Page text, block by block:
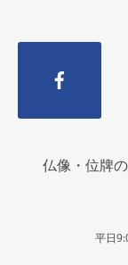
仏像・位牌
平日